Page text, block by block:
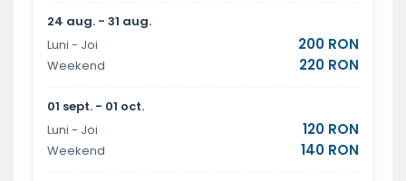
24 aug. - 31 aug.
Luni - Joi
200 RON
Weekend 220 RON
01 sept. - 01 oct.
Luni - Joi
120 RON
Weekend 140 RON